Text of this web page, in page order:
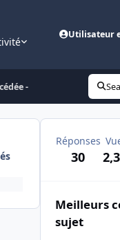
Utilisateur
-
Réponses
30
Meilleurs
sujet